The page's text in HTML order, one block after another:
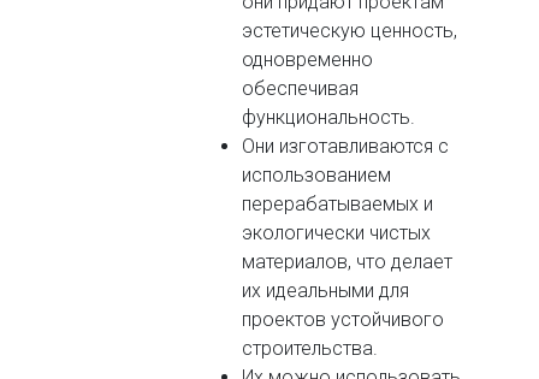
эстетическую ценность,
одновременно
обеспечивая
функциональность.
Они изготавливаются с
использованием
перерабатываемых и
экологически чистых
материалов, что делает
их идеальными для
проектов устойчивого
строительства.